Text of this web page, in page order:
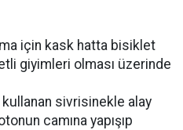
için kask hatta bisiklet
giyimleri olması üzerinde
sivrisinekle alay
camına yapışıp